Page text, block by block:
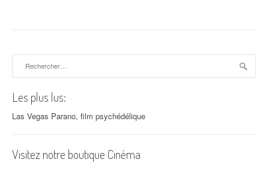
Les plus lus:
Las Vegas Parano, film psychédélique
Visitez notre boutique Cinéma